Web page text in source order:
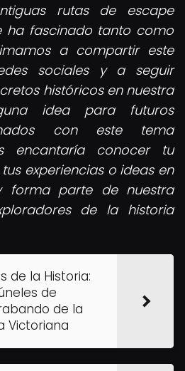
rutas de escape
ha fascinado tanto como
a compartir este
sociales y a seguir
históricos en nuestra
idea para futuros
con este tema
encantaría conocer tu
experiencias o ideas en
forma parte de nuestra
de la historia
de la Historia:
de
de la
Victoriana